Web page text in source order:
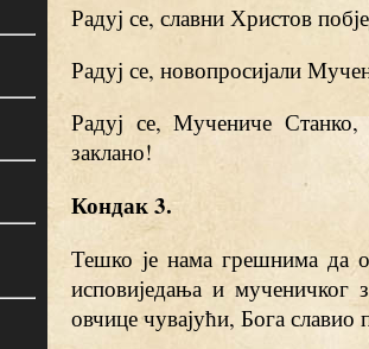
Радуј се, славни Христов
Радуј се, новопросијали
Радуј се, Мучениче Станко,
заклано!
Кондак 3.
Тешко је нама грешнима да
исповиједања и мученичког
овчице чувајући, Бога славио